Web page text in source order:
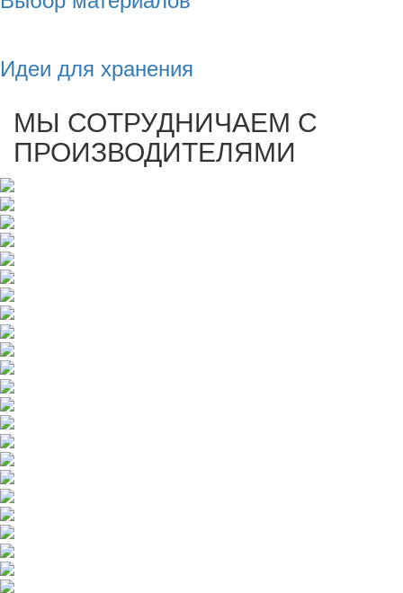
Идеи для хранения
МЫ СОТРУДНИЧАЕМ С
ПРОИЗВОДИТЕЛЯМИ